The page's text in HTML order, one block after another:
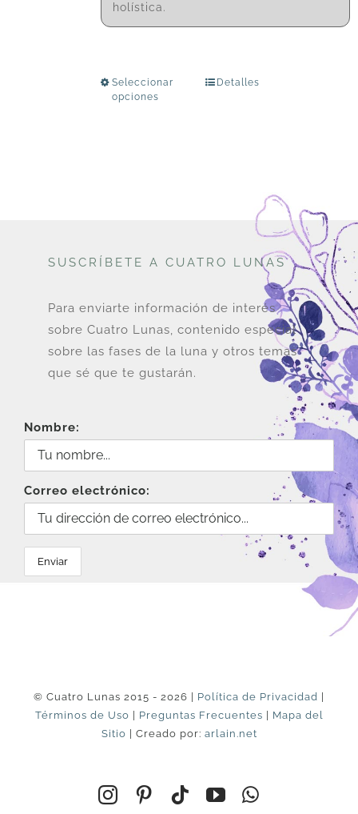
holística.
Seleccionar
opciones
Este
opciones
pueden
en
página
Detalles
SUSCRÍBETE A CUATRO LUNAS
Para enviarte información de interés
sobre Cuatro Lunas, contenido especial
sobre las fases de la luna y otros temas
que sé que te gustarán.
Nombre:
Correo electrónico:
© Cuatro Lunas 2015 - 2026 | Política de Privacidad
Términos de Uso
Preguntas Frecuentes
Mapa del
Sitio | Creado por: arlain.net